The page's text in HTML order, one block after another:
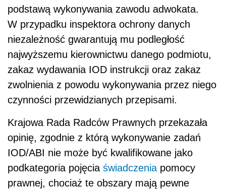
podstawą wykonywania zawodu adwokata.
W przypadku inspektora ochrony danych
niezależność gwarantują mu podległość
najwyższemu kierownictwu danego podmiotu,
zakaz wydawania IOD instrukcji oraz zakaz
zwolnienia z powodu wykonywania przez niego
czynności przewidzianych przepisami.
Krajowa Rada Radców Prawnych przekazała
opinię, zgodnie z którą wykonywanie zadań
IOD/ABI nie może być kwalifikowane jako
podkategoria pojęcia świadczenia pomocy
prawnej, chociaż te obszary mają pewne